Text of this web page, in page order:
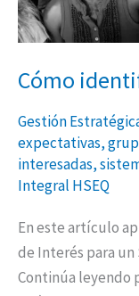
Cómo
Gestión
expectativas,
interesadas,
Integral HSEQ
En este artículo
de Interés para un
Continúa leyendo